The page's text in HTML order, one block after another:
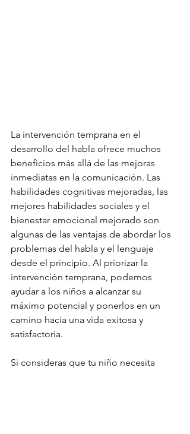
La intervención temprana en el
desarrollo del habla ofrece muchos
beneficios más allá de las mejoras
inmediatas en la comunicación. Las
habilidades cognitivas mejoradas, las
mejores habilidades sociales y el
bienestar emocional mejorado son
algunas de las ventajas de abordar los
problemas del habla y el lenguaje
desde el principio. Al priorizar la
intervención temprana, podemos
ayudar a los niños a alcanzar su
máximo potencial y ponerlos en un
camino hacia una vida exitosa y
satisfactoria.
Si consideras que tu niño necesita